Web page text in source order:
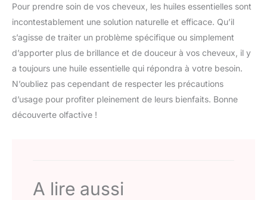
Pour prendre soin de vos cheveux, les huiles essentielles sont
incontestablement une solution naturelle et efficace. Qu’il
s’agisse de traiter un problème spécifique ou simplement
d’apporter plus de brillance et de douceur à vos cheveux, il y
a toujours une huile essentielle qui répondra à votre besoin.
N’oubliez pas cependant de respecter les précautions
d’usage pour profiter pleinement de leurs bienfaits. Bonne
découverte olfactive !
A lire aussi